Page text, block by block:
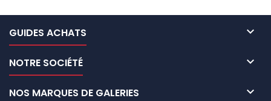
GUIDES ACHATS 
NOTRE SOCIÉTÉ 
NOS MARQUES DE GALERIES 